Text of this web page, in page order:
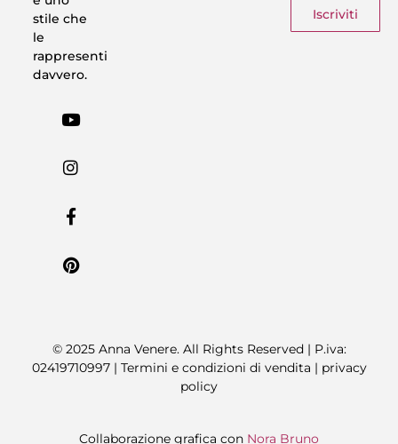
stile che
le
rappresenti
davvero.
Iscriviti
© 2025 Anna Venere. All Rights Reserved | P.iva:
02419710997 | Termini e condizioni di vendita | privacy
policy
Collaborazione grafica con Nora Bruno